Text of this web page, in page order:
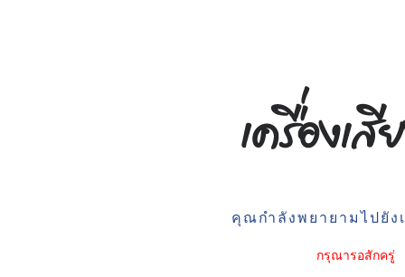
คุณกำลังพยายามไปยัง
กรุณารอสักครู่